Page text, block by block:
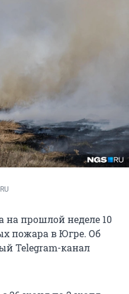
на прошлой неделе 10
пожара в Югре. Об
Telegram-канал